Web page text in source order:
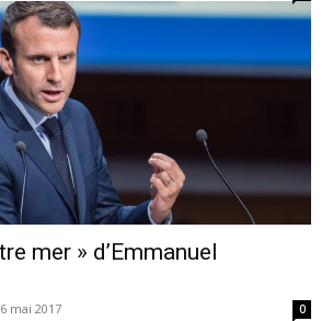
mer » d’Emmanuel
mai 2017 0